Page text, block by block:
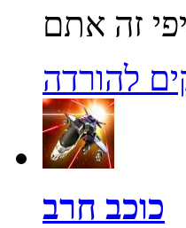
להורדה
כוכב חרב